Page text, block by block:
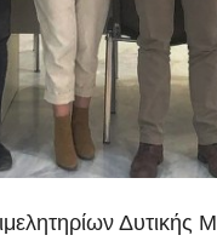
Δυτικής